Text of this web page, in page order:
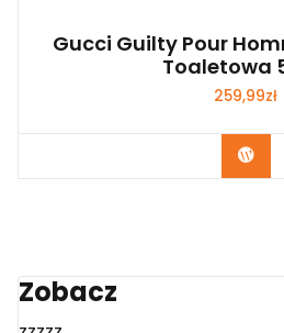
Gucci Guilty Pour
Toaletowa
259,99zł
Zobacz